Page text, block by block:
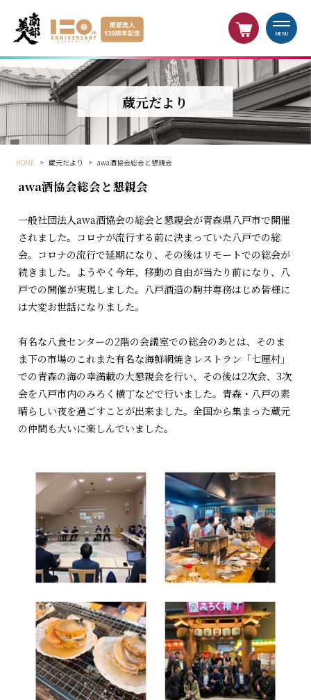
MENU
蔵元だより
HOME > 蔵元だより > awa酒協会総会と懇親会
awa酒協会総会と懇親会
一般社団法人awa酒協会の総会と懇親会が青森県八戸市で開催
されました。コロナが流行する前に決まっていた八戸での総
会。コロナの流行で延期になり、その後はリモートでの総会が
続きました。ようやく今年、移動の自由が当たり前になり、八
戸での開催が実現しました。八戸酒造の駒井専務はじめ皆様に
は大変お世話になりました。
有名な八食センターの2階の会議室での総会のあとは、そのま
ま下の市場のこれまた有名な海鮮網焼きレストラン「七厘村」
での青森の海の幸満載の大懇親会を行い、その後は2次会、3次
会を八戸市内のみろく横丁などで行いました。青森・八戸の素
晴らしい夜を過ごすことが出来ました。全国から集まった蔵元
の仲間も大いに楽しんでいました。